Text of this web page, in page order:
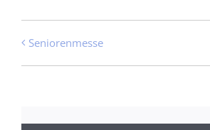
Seniorenmesse